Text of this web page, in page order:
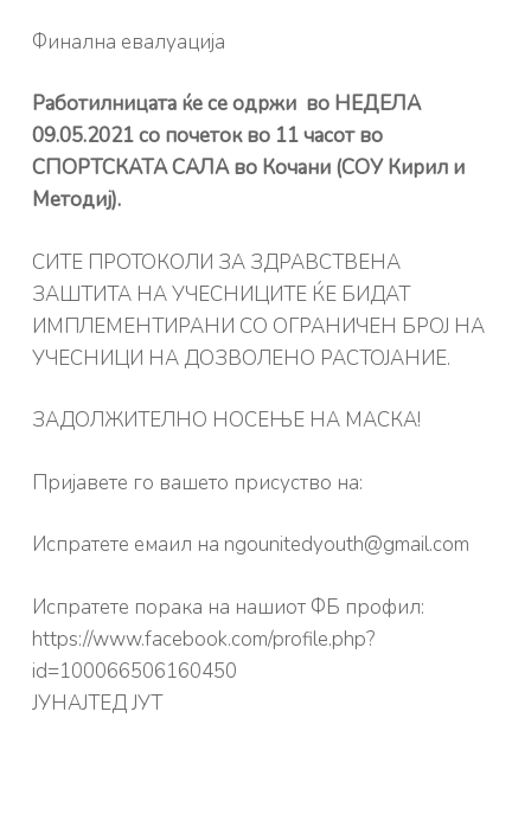
Финална евалуација
Работилницата ќе се одржи во НЕДЕЛА
09.05.2021 со почеток во 11 часот во
СПОРТСКАТА САЛА во Кочани (СОУ Кирил и
Методиј).
СИТЕ ПРОТОКОЛИ ЗА ЗДРАВСТВЕНА
ЗАШТИТА НА УЧЕСНИЦИТЕ ЌЕ БИДАТ
ИМПЛЕМЕНТИРАНИ СО ОГРАНИЧЕН БРОЈ НА
УЧЕСНИЦИ НА ДОЗВОЛЕНО РАСТОЈАНИЕ.
ЗАДОЛЖИТЕЛНО НОСЕЊЕ НА МАСКА!
Пријавете го вашето присуство на:
Испратете емаил на ngounitedyouth@gmail.com
Испратете порака на нашиот ФБ профил:
https://www.facebook.com/profile.php?
id=100066506160450
ЈУНАЈТЕД ЈУТ